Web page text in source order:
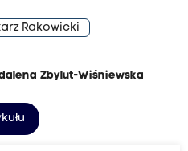
Rakowicki
Zbylut-Wiśniewska